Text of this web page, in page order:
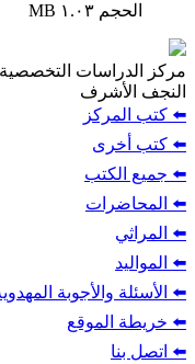
الحجم ١.٠٣ MB
مركز الدراسات
النجف الأشرف
⬅️ كتب المركز
⬅️ كتب أخرى
⬅️ جميع الكتب
⬅️ المحاضرات
⬅️ المراثي
⬅️ المواليد
⬅️ الأسئلة والأجوبة
⬅️ خريطة الموقع
⬅️ اتصل بنا